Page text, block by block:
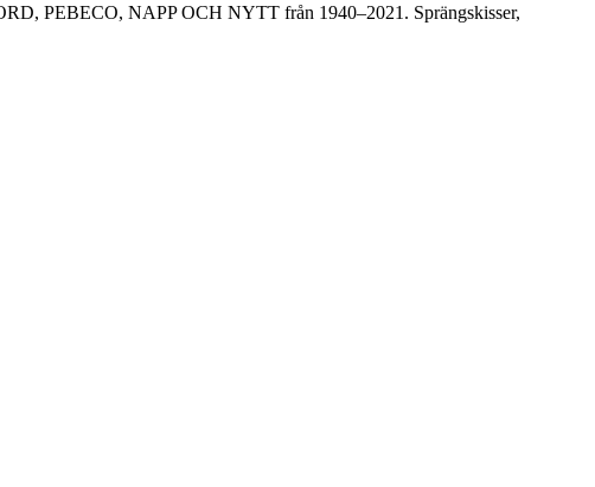
PEBECO, NAPP OCH NYTT från 1940–2021. Sprängskisser,